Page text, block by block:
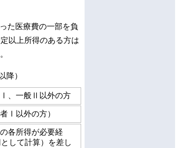
た医療費の一部を負
以上所得のある方は
降）
Ⅰ、一般Ⅱ以外の方
Ⅰ以外の方）
各所得が必要経
して計算）を差し